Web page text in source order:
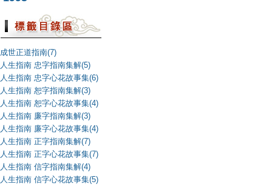
成世正道指南(7)
人生指南 忠字指南集解(5)
人生指南 忠字心花故事集(6)
人生指南 恕字指南集解(3)
人生指南 恕字心花故事集(4)
人生指南 廉字指南集解(3)
人生指南 廉字心花故事集(4)
人生指南 正字指南集解(7)
人生指南 正字心花故事集(7)
人生指南 信字指南集解(4)
人生指南 信字心花故事集(5)